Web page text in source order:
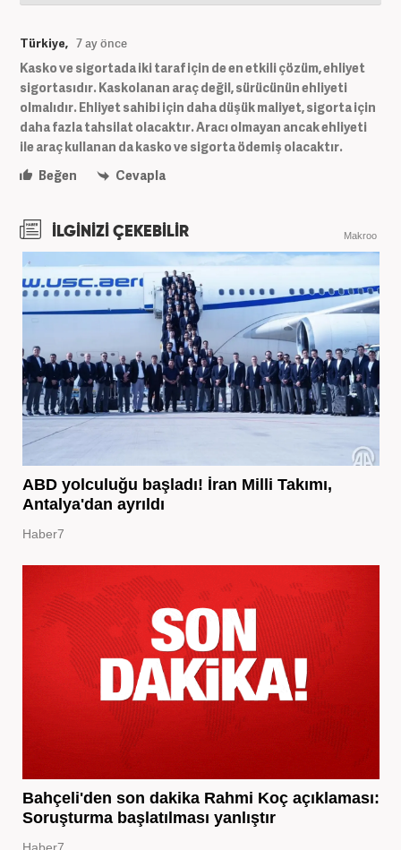
Türkiye, 7 ay önce
Kasko ve sigortada iki taraf için de en etkili çözüm, ehliyet
sigortasıdır. Kaskolanan araç değil, sürücünün ehliyeti
olmalıdır. Ehliyet sahibi için daha düşük maliyet, sigorta için
daha fazla tahsilat olacaktır. Aracı olmayan ancak ehliyeti
ile araç kullanan da kasko ve sigorta ödemiş olacaktır.
Beğen
Cevapla
İLGİNİZİ ÇEKEBİLİR Makroo
ABD yolculuğu başladı! İran Milli Takımı,
Antalya'dan ayrıldı
Haber7
Bahçeli'den son dakika Rahmi Koç açıklaması:
Soruşturma başlatılması yanlıştır